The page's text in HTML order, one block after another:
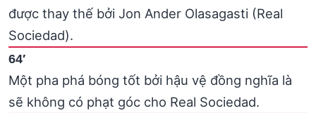
được thay thế bởi Jon Ander Olasagasti (Real
Sociedad).
64′
Một pha phá bóng tốt bởi hậu vệ đồng nghĩa là
sẽ không có phạt góc cho Real Sociedad.